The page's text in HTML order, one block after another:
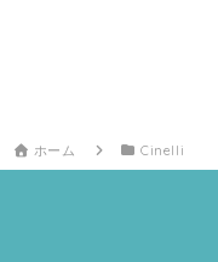
ホーム Cinelli